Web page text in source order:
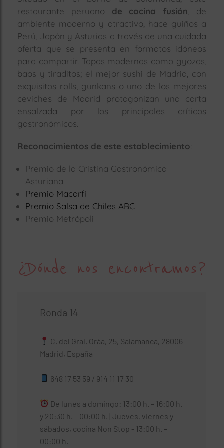
restaurante peruano de cocina fusión , de
ambiente moderno y atractivo, hace guiños a
Perú, Japón y Asturias a través de una cuidada
oferta que se presenta en formatos idóneos
para compartir. Tapas modernas como gyozas,
baos y tiraditos; el mejor sushi de Madrid, con
exquisitos rolls, gunkans o uno de los mejores
ceviches de Madrid protagonizan una carta
ensalzada por los principales críticos
gastronómicos.
Reconocimientos de este establecimiento:
Premio de la Cristina Gastronómica
Asturiana
Premio Macarfi
Premio Salsa de Chiles ABC
Premio Metrópoli
¿Dónde nos encontramos?
Ronda 14
C. del Gral. Oráa, 25, Salamanca, 28006
Madrid, España
648 17 53 59 / 914 11 17 30
De lunes a domingo: 13:00 h. – 16:00 h.
y 20:30 h. – 00:00 h. | Jueves, viernes y
sábados, cocina Non Stop - 13:00 h. –
00:00 h.